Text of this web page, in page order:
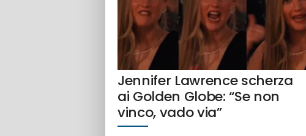
Jennifer Lawrence scherza
ai Golden Globe: “Se non
vinco, vado via”